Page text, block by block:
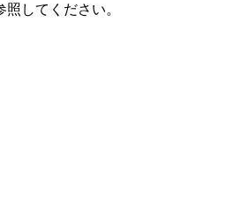
してください。